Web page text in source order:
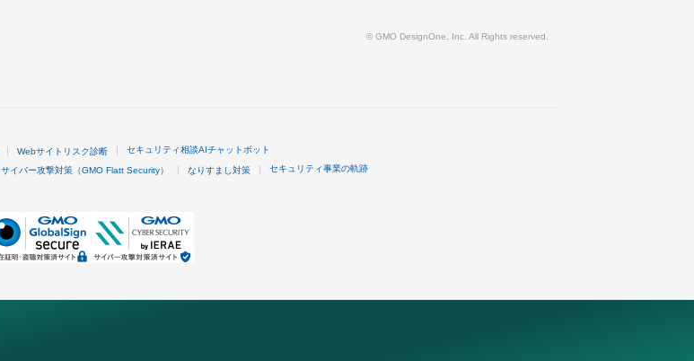
© GMO DesignOne, Inc. All Rights reserved.
Webサイトリスク診断 セキュリティ相談AIチャットボット
サイバー攻撃対策（GMO Flatt Security） なりすまし対策 セキュリティ事業の軌跡